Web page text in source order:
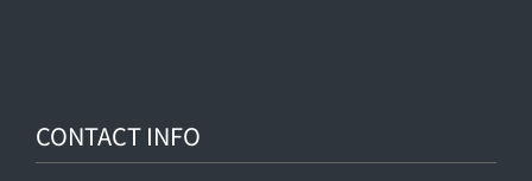
CONTACT INFO